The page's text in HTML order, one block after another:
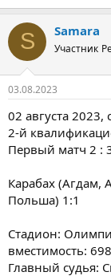
S Samara
Участник
03.08.2023
02 августа 2023,
2-й
Первый матч 2 :
Карабах (Агдам,
Польша) 1:1
Стадион:
вместимость:
Главный судья: